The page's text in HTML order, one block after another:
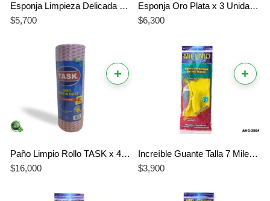
Esponja Limpieza Delicada x 3 Unidades Ilko
$5,700
Esponja Oro Plata x 3 Unidades Ilko
$6,300
+
Paño Limpio Rollo TASK x 40 Unidades 26 cm x 30 cm
$16,000
+
Increíble Guante Talla 7 Milenio Amarillo Doméstico – El Mejor Ajuste y Protección Superior
$3,900